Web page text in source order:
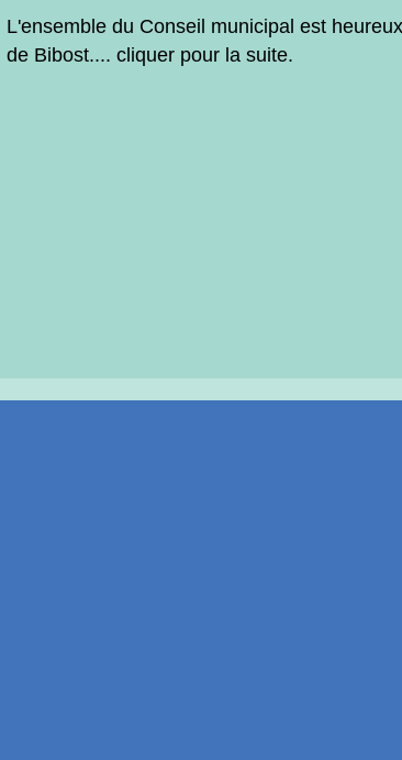
L'ensemble du Conseil municipal est
de Bibost.... cliquer pour la suite.